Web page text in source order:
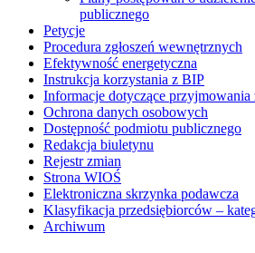
publicznego
Petycje
Procedura zgłoszeń wewnętrznych
Efektywność energetyczna
Instrukcja korzystania z BIP
Informacje dotyczące przyjmowania
Ochrona danych osobowych
Dostępność podmiotu publicznego
Redakcja biuletynu
Rejestr zmian
Strona WIOŚ
Elektroniczna skrzynka podawcza
Klasyfikacja przedsiębiorców –
Archiwum